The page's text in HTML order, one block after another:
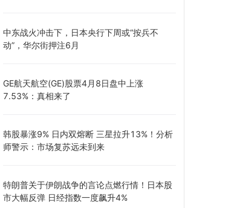
中东战火冲击下，日本央行下周或“按兵不
动”，华尔街押注6月
GE航天航空(GE)股票4月8日盘中上涨
7.53%：真相来了
韩股暴涨9% 日内双熔断 三星拉升13%！分析
师警示：市场复苏远未到来
特朗普关于伊朗战争的言论点燃行情！日本股
市大幅反弹 日经指数一度飙升4%